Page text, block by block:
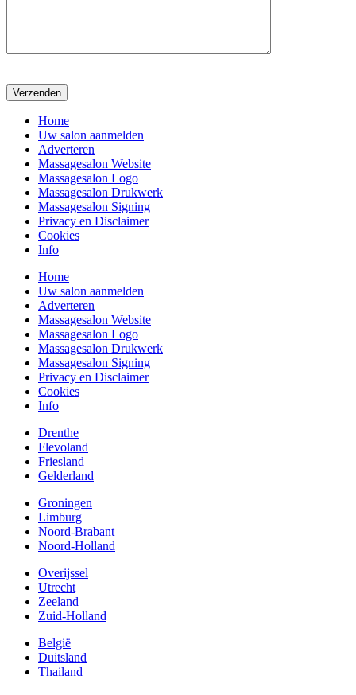
Home
Uw salon aanmelden
Adverteren
Massagesalon Website
Massagesalon Logo
Massagesalon Drukwerk
Massagesalon Signing
Privacy en Disclaimer
Cookies
Info
Home
Uw salon aanmelden
Adverteren
Massagesalon Website
Massagesalon Logo
Massagesalon Drukwerk
Massagesalon Signing
Privacy en Disclaimer
Cookies
Info
Drenthe
Flevoland
Friesland
Gelderland
Groningen
Limburg
Noord-Brabant
Noord-Holland
Overijssel
Utrecht
Zeeland
Zuid-Holland
België
Duitsland
Thailand